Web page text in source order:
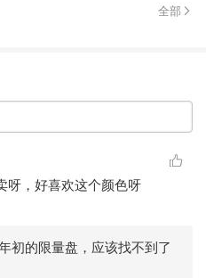
全部
呀，好喜欢这个颜色呀
初的限量盘，应该找不到了